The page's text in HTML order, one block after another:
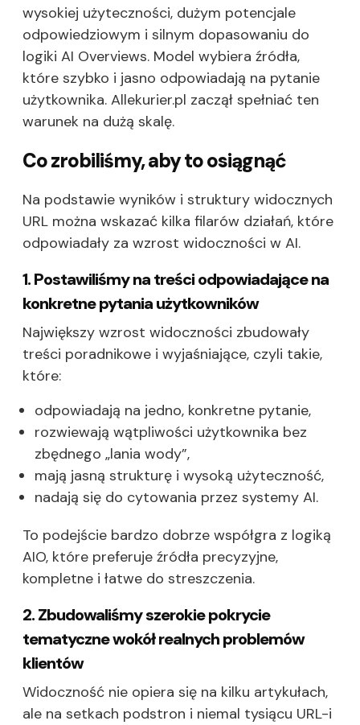
wysokiej użyteczności, dużym potencjale
odpowiedziowym i silnym dopasowaniu do
logiki AI Overviews. Model wybiera źródła,
które szybko i jasno odpowiadają na pytanie
użytkownika. Allekurier.pl zaczął spełniać ten
warunek na dużą skalę.
Co zrobiliśmy, aby to osiągnąć
Na podstawie wyników i struktury widocznych
URL można wskazać kilka filarów działań, które
odpowiadały za wzrost widoczności w AI.
1. Postawiliśmy na treści odpowiadające na
konkretne pytania użytkowników
Największy wzrost widoczności zbudowały
treści poradnikowe i wyjaśniające, czyli takie,
które:
odpowiadają na jedno, konkretne pytanie,
rozwiewają wątpliwości użytkownika bez
zbędnego „lania wody”,
mają jasną strukturę i wysoką użyteczność,
nadają się do cytowania przez systemy AI.
To podejście bardzo dobrze współgra z logiką
AIO, które preferuje źródła precyzyjne,
kompletne i łatwe do streszczenia.
2. Zbudowaliśmy szerokie pokrycie
tematyczne wokół realnych problemów
klientów
Widoczność nie opiera się na kilku artykułach,
ale na setkach podstron i niemal tysiącu URL-i